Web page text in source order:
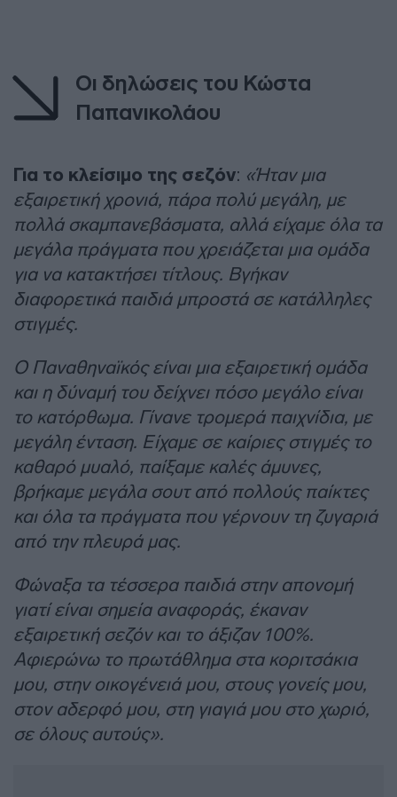
Οι δηλώσεις του Κώστα
Παπανικολάου
Για το κλείσιμο της σεζόν: «Ήταν μια
εξαιρετική χρονιά, πάρα πολύ μεγάλη, με
πολλά σκαμπανεβάσματα, αλλά είχαμε όλα τα
μεγάλα πράγματα που χρειάζεται μια ομάδα
για να κατακτήσει τίτλους. Βγήκαν
διαφορετικά παιδιά μπροστά σε κατάλληλες
στιγμές.
Ο Παναθηναϊκός είναι μια εξαιρετική ομάδα
και η δύναμή του δείχνει πόσο μεγάλο είναι
το κατόρθωμα. Γίνανε τρομερά παιχνίδια, με
μεγάλη ένταση. Είχαμε σε καίριες στιγμές το
καθαρό μυαλό, παίξαμε καλές άμυνες,
βρήκαμε μεγάλα σουτ από πολλούς παίκτες
και όλα τα πράγματα που γέρνουν τη ζυγαριά
από την πλευρά μας.
Φώναξα τα τέσσερα παιδιά στην απονομή
γιατί είναι σημεία αναφοράς, έκαναν
εξαιρετική σεζόν και το άξιζαν 100%.
Αφιερώνω το πρωτάθλημα στα κοριτσάκια
μου, στην οικογένειά μου, στους γονείς μου,
στον αδερφό μου, στη γιαγιά μου στο χωριό,
σε όλους αυτούς».